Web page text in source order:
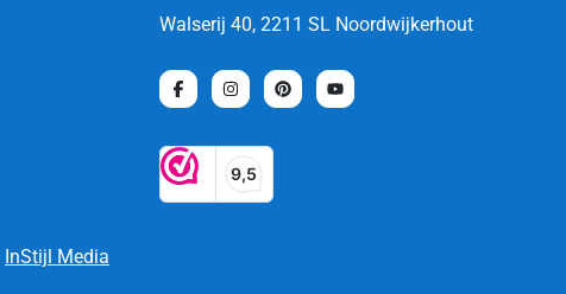
Walserij 40, 2211 SL Noordwijkerhout
InStijl Media